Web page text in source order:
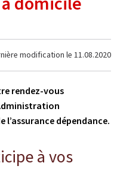
modification le 11.08.2020
rendez-vous
l’assurance dépendance.
à vos